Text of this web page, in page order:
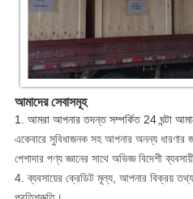
আমাদের সেবাসমূহ
1. আমরা আপনার তদন্ত সম্পর্কিত 24 ঘন্টা
একেবারে সুবিধাজনক সহ আপনার অনন্য ধারণার
পেশাদার পণ্য জ্ঞানের সাথে অভিজ্ঞ বিদেশী
4. ব্যবসায়ের ক্রেডিট মূল্য, আপনার বিক্রয়